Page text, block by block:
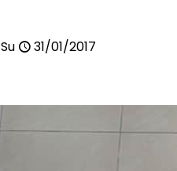
Su 31/01/2017